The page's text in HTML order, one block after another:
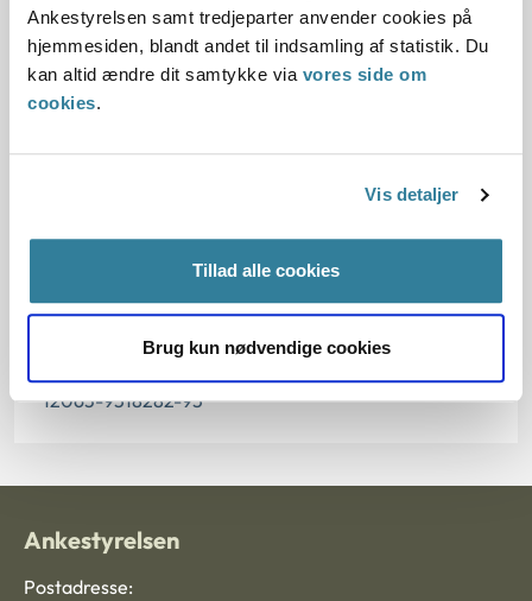
Ankestyrelsen samt tredjeparter anvender cookies på
hjemmesiden, blandt andet til indsamling af statistik. Du
kan altid ændre dit samtykke via vores side om
cookies.
Vis detaljer
Tillad alle cookies
Brug kun nødvendige cookies
Dato for underskrift
15.01.1997
Paragraf
Journalnummer
12063-9518282-95
Ankestyrelsen
Postadresse: